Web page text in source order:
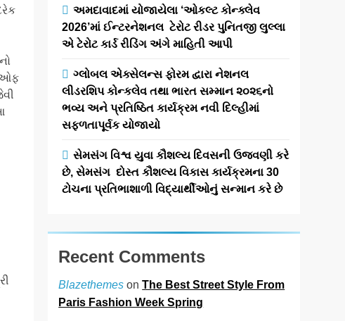
ઓફ
અમદાવાદમાં યોજાયેલા ‘ઓકલ્ટ કોન્ક્લેવ
2026’માં ઈન્ટરનેશનલ ટેરોટ રીડર પુનિતજી લુલ્લા
એ ટેરોટ કાર્ડ રીડિંગ અંગે માહિતી આપી
ગ્લોબલ એક્સેલન્સ ફોરમ દ્વારા નેશનલ
લીડરશિપ કોન્કલેવ તથા ભારત સમ્માન ૨૦૨૬નો
ભવ્ય અને પ્રતિષ્ઠિત કાર્યક્રમ નવી દિલ્હીમાં
સફળતાપૂર્વક યોજાયો
સેમસંગ વિશ્વ યુવા કૌશલ્ય દિવસની ઉજવણી કરે
છે, સેમસંગ દોસ્ત કૌશલ્ય વિકાસ કાર્યક્રમના 30
ટોચના પ્રતિભાશાળી વિદ્યાર્થીઓનું સન્માન કરે છે
Recent Comments
Blazethemes onThe Best Street Style From
Paris Fashion Week Spring